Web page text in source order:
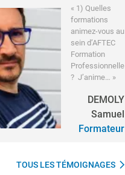
« 1) Quelles
formations
animez-vous au
sein d’AFTEC
Formation
Professionnelle
? J’anime… »
DEMOLY
Samuel
Formateur
TOUS LES TÉMOIGNAGES